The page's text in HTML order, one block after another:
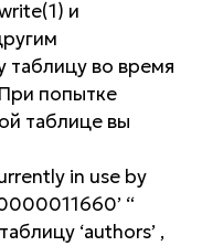
и
таблицу во время
попытке
таблице вы
in use by
“
‘authors’ ,